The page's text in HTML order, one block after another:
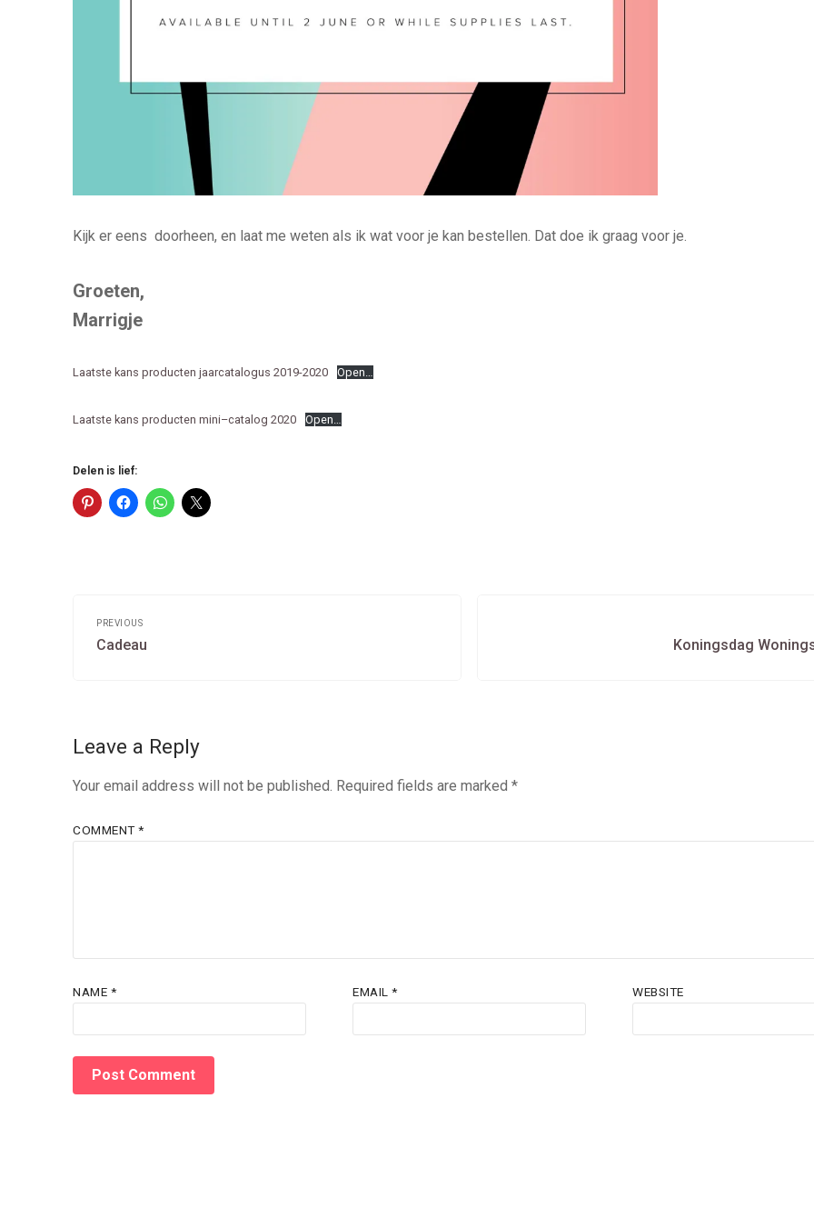
Kijk er eens doorheen, en laat me weten als ik wat voor je kan bestellen. Dat doe ik graag voor je.
Groeten,
Marrigje
Laatste kans producten jaarcatalogus 2019-2020 Open…
Laatste kans producten mini–catalog 2020 Open…
Delen is lief:
navigation
PREVIOUS
Previous
Cadeau Koningsdag
Leave a Reply
Your email address will not be published. Required fields are marked *
COMMENT*
NAME * EMAIL* WEBSITE